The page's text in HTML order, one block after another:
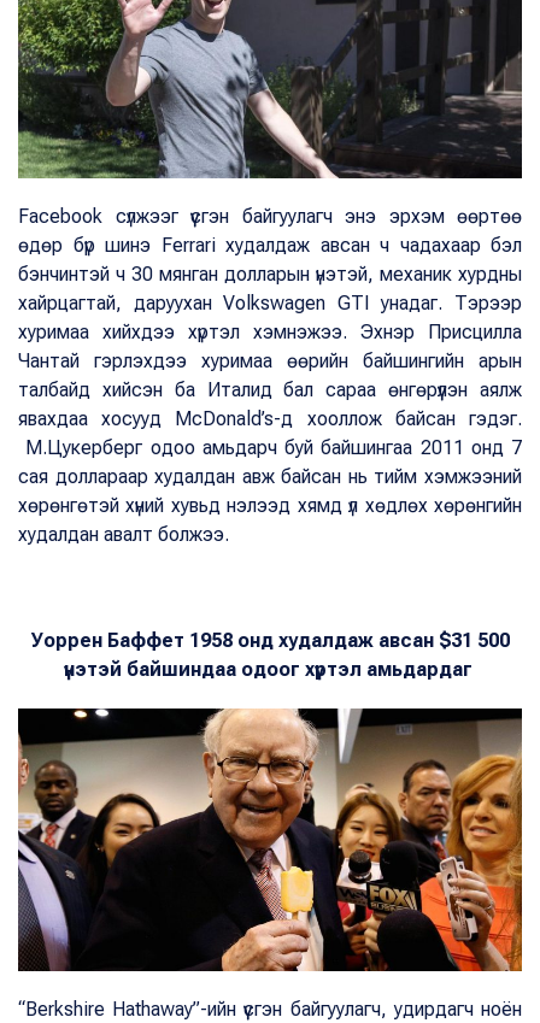
Facebook сүлжээг үүсгэн байгуулагч энэ эрхэм өөртөө
өдөр бүр шинэ Ferrari худалдаж авсан ч чадахаар бэл
бэнчинтэй ч 30 мянган долларын үнэтэй, механик хурдны
хайрцагтай, даруухан Volkswagen GTI унадаг. Тэрээр
хуримаа хийхдээ хүртэл хэмнэжээ. Эхнэр Присцилла
Чантай гэрлэхдээ хуримаа өөрийн байшингийн арын
талбайд хийсэн ба Италид бал сараа өнгөрүүлэн аялж
явахдаа хосууд McDonald’s-д хооллож байсан гэдэг.
М.Цукерберг одоо амьдарч буй байшингаа 2011 онд 7
сая доллараар худалдан авж байсан нь тийм хэмжээний
хөрөнгөтэй хүний хувьд нэлээд хямд үл хөдлөх хөрөнгийн
худалдан авалт болжээ.
Уоррен Баффет 1958 онд худалдаж авсан $31 500
үнэтэй байшиндаа одоог хүртэл амьдардаг
“Berkshire Hathaway”-ийн үүсгэн байгуулагч, удирдагч ноён